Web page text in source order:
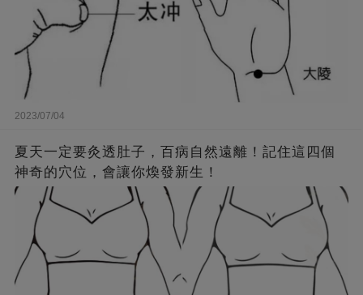
2023/07/04
夏天一定要灸透肚子，百病自然遠離！記住這四個
神奇的穴位，會讓你煥發新生！